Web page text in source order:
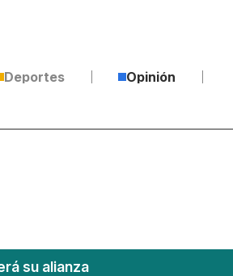
Deportes Opinión
su alianza